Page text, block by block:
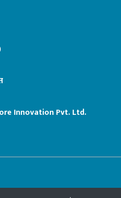
Innovation Pvt. Ltd.